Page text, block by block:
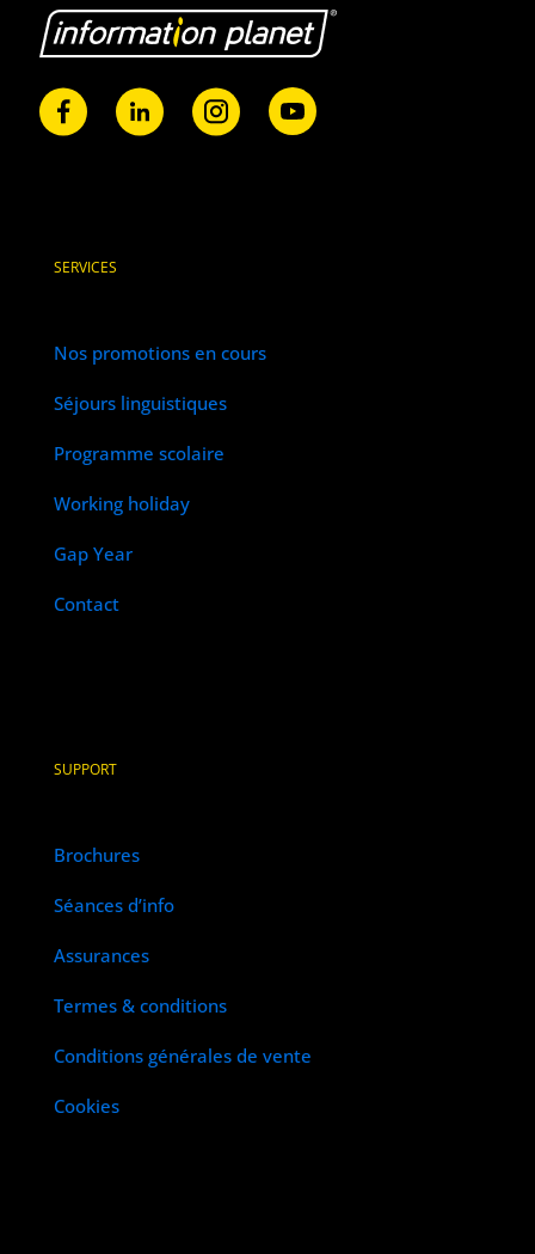
SERVICES
Nos promotions en cours
Séjours linguistiques
Programme scolaire
Working holiday
Gap Year
Contact
SUPPORT
Brochures
Séances d’info
Assurances
Termes & conditions
Conditions générales de vente
Cookies